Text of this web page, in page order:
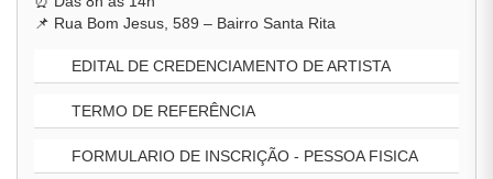
📌 Rua Bom Jesus, 589 – Bairro Santa Rita
EDITAL DE CREDENCIAMENTO DE ARTISTA
TERMO DE REFERÊNCIA
FORMULARIO DE INSCRIÇÃO - PESSOA FISICA